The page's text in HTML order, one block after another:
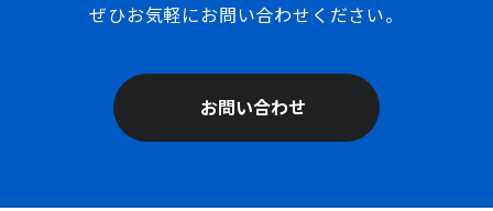
ぜひお気軽にお問い合わせください。
お問い合わせ